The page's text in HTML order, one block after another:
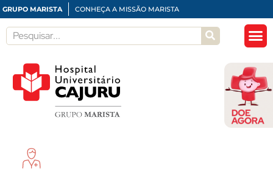
GRUPO MARISTA CONHEÇA A MISSÃO MARISTA